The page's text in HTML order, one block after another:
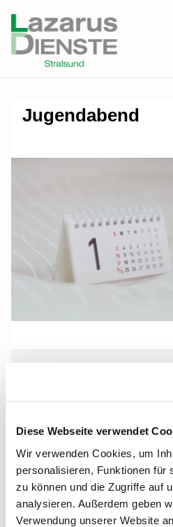
Diese Webseite verwendet
Wir verwenden Cookies, um
personalisieren, Funktionen für
zu können und die Zugriffe auf
analysieren. Außerdem geben
Verwendung unserer Website
Jugendabend
Freitag, 2. Oktober
Pfarrkeller,
18439 Stralsund